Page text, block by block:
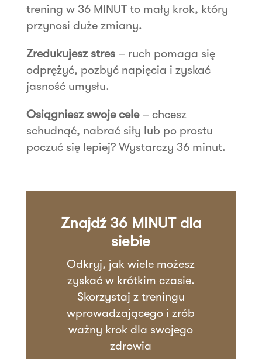
trening w 36 MINUT to mały krok, który
przynosi duże zmiany.
Zredukujesz stres– ruch pomaga się
odprężyć, pozbyć napięcia i zyskać
jasność umysłu.
Osiągniesz swoje cele– chcesz
schudnąć, nabrać siły lub po prostu
poczuć się lepiej? Wystarczy 36 minut.
Znajdź 36 MINUT dla
siebie
Odkryj, jak wiele możesz
zyskać w krótkim czasie.
Skorzystaj z treningu
wprowadzającego i zrób
ważny krok dla swojego
zdrowia